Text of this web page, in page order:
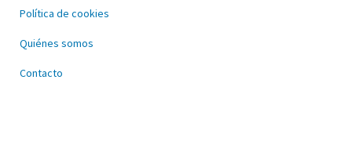
Política de cookies
Quiénes somos
Contacto